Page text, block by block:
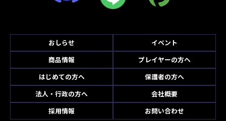
おしらせ
イベント
商品情報
プレイヤーの方へ
はじめての方へ
保護者の方へ
法人・行政の方へ
会社概要
採用情報
お問い合わせ